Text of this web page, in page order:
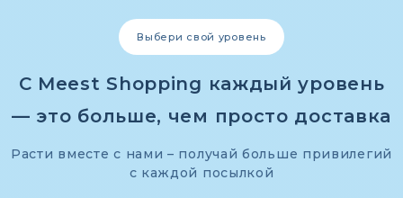
Выбери свой уровень
С Meest Shopping каждый уровень
— это больше, чем просто доставка
Расти вместе с нами – получай больше привилегий
с каждой посылкой